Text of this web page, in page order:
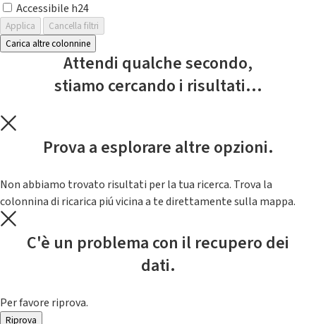
Accessibile h24
Applica
Cancella filtri
Carica altre colonnine
Attendi qualche secondo,
stiamo cercando i risultati...
Prova a esplorare altre opzioni.
Non abbiamo trovato risultati per la tua ricerca. Trova la
colonnina di ricarica piú vicina a te direttamente sulla mappa.
C'è un problema con il recupero dei
dati.
Per favore riprova.
Riprova